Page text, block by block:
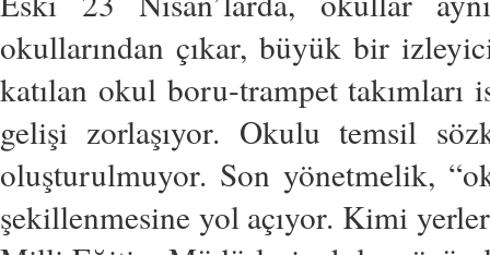
okullarından çıkar, büyük bir
katılan okul boru-trampet takımları
gelişi zorlaşıyor. Okulu temsil
oluşturulmuyor. Son yönetmelik,
şekillenmesine yol açıyor. Kimi